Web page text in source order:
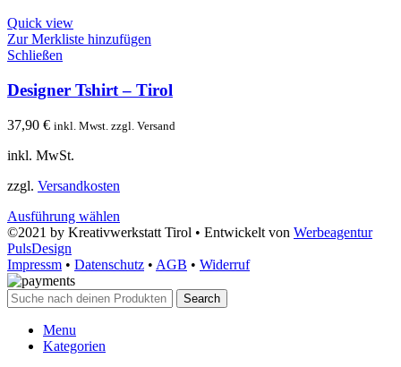
Quick view
Zur Merkliste hinzufügen
Schließen
Designer Tshirt – Tirol
37,90 € inkl. Mwst. zzgl. Versand
inkl. MwSt.
zzgl. Versandkosten
Ausführung wählen
©2021 by Kreativwerkstatt Tirol • Entwickelt von Werbeagentur
PulsDesign
Impressm • Datenschutz • AGB • Widerruf
Search
Menu
Kategorien